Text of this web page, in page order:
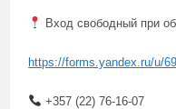
Вход свободный при
https://forms.yandex.ru/u/
+357 (22) 76-16-07